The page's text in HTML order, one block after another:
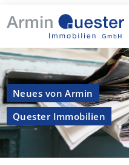
Neues von Armin
Quester Immobilien